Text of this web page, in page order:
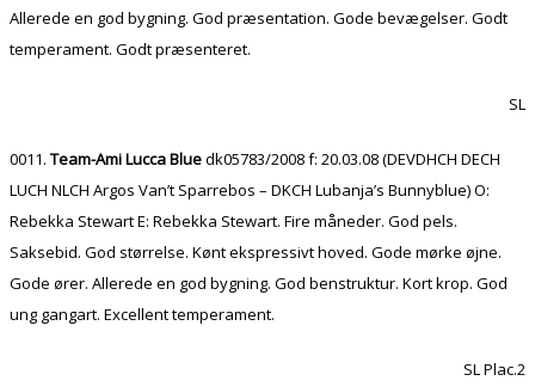
Allerede en god bygning. God præsentation. Gode bevægelser. Godt
temperament. Godt præsenteret.
SL
0011. Team-Ami Lucca Bluedk05783/2008 f: 20.03.08 (DEVDHCH DECH
LUCH NLCH Argos Van’t Sparrebos – DKCH Lubanja’s Bunnyblue) O:
Rebekka Stewart E: Rebekka Stewart. Fire måneder. God pels.
Saksebid. God størrelse. Kønt ekspressivt hoved. Gode mørke øjne.
Gode ører. Allerede en god bygning. God benstruktur. Kort krop. God
ung gangart. Excellent temperament.
SL Plac.2